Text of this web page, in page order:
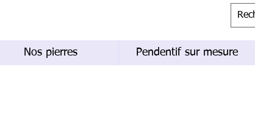
Nos pierres Pendentif sur mesure